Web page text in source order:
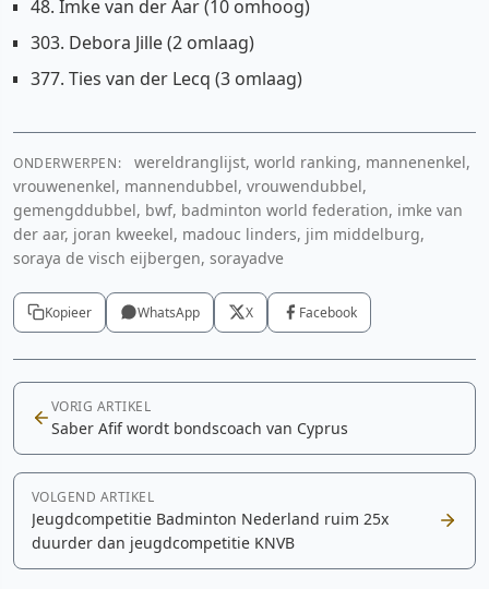
48. Imke van der Aar (10 omhoog)
303. Debora Jille (2 omlaag)
377. Ties van der Lecq (3 omlaag)
ONDERWERPEN:
wereldranglijst, world ranking, mannenenkel,
vrouwenenkel, mannendubbel, vrouwendubbel,
gemengddubbel, bwf, badminton world federation, imke van
der aar, joran kweekel, madouc linders, jim middelburg,
soraya de visch eijbergen, sorayadve
Kopieer WhatsApp X Facebook
VORIG ARTIKEL
Saber Afif wordt bondscoach van Cyprus
VOLGEND ARTIKEL
Jeugdcompetitie Badminton Nederland ruim 25x
duurder dan jeugdcompetitie KNVB